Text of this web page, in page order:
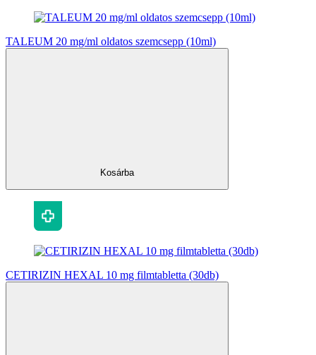
TALEUM 20 mg/ml oldatos szemcsepp (10ml)
Kosárba
CETIRIZIN HEXAL 10 mg filmtabletta (30db)